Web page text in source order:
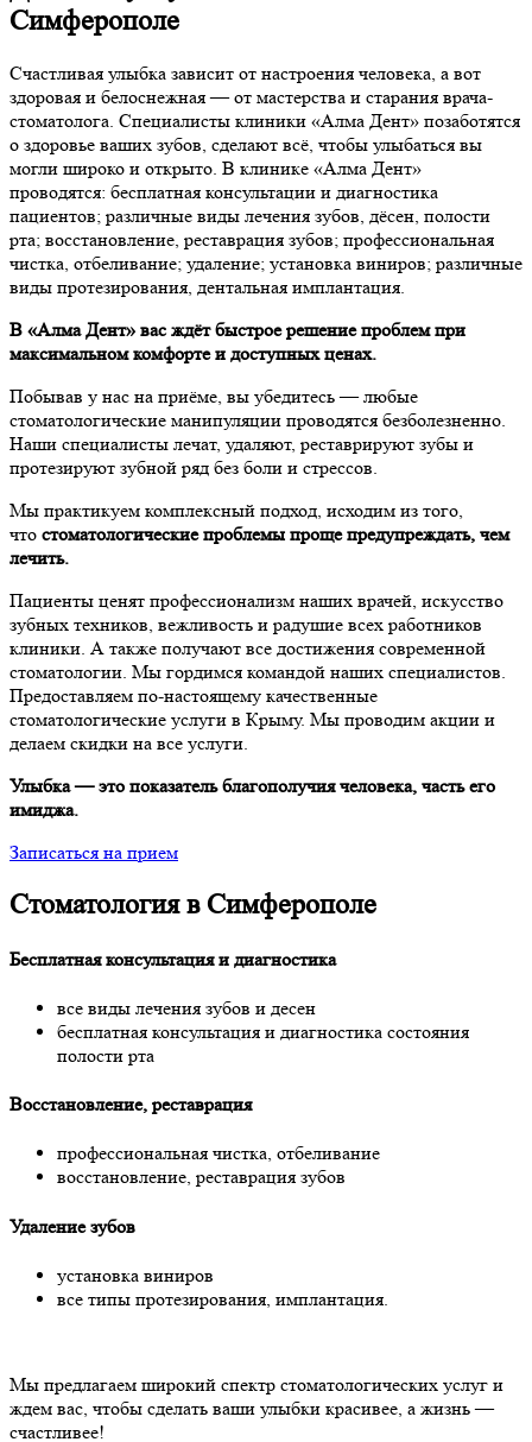
Симферополе
Счастливая улыбка зависит от настроения человека, а вот
здоровая и белоснежная — от мастерства и старания врача-
стоматолога. Специалисты клиники «Алма Дент» позаботятся
о здоровье ваших зубов, сделают всё, чтобы улыбаться вы
могли широко и открыто. В клинике «Алма Дент»
проводятся: бесплатная консультации и диагностика
пациентов; различные виды лечения зубов, дёсен, полости
рта; восстановление, реставрация зубов; профессиональная
чистка, отбеливание; удаление; установка виниров; различные
виды протезирования, дентальная имплантация.
В «Алма Дент» вас ждёт быстрое решение проблем при
максимальном комфорте и доступных ценах.
Побывав у нас на приёме, вы убедитесь — любые
стоматологические манипуляции проводятся безболезненно.
Наши специалисты лечат, удаляют, реставрируют зубы и
протезируют зубной ряд без боли и стрессов.
Мы практикуем комплексный подход, исходим из того,
что стоматологические проблемы проще предупреждать, чем
лечить.
Пациенты ценят профессионализм наших врачей, искусство
зубных техников, вежливость и радушие всех работников
клиники. А также получают все достижения современной
стоматологии. Мы гордимся командой наших специалистов.
Предоставляем по-настоящему качественные
стоматологические услуги в Крыму. Мы проводим акции и
делаем скидки на все услуги.
Улыбка — это показатель благополучия человека, часть его
имиджа.
Записаться на прием
Стоматология в Симферополе
Бесплатная консультация и диагностика
все виды лечения зубов и десен
бесплатная консультация и диагностика состояния
полости рта
Восстановление, реставрация
профессиональная чистка, отбеливание
восстановление, реставрация зубов
Удаление зубов
установка виниров
все типы протезирования, имплантация.
Мы предлагаем широкий спектр стоматологических услуг и
ждем вас, чтобы сделать ваши улыбки красивее, а жизнь —
счастливее!